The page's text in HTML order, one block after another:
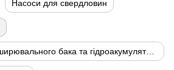
Насоси для свердловин
Запчастини для розширювального бака та гідроакумуляторів